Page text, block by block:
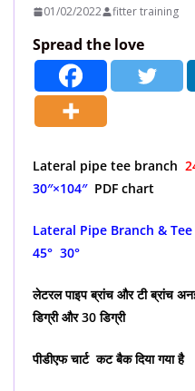
01/02/2022 fitter training
Spread the love
Lateral pipe tee branch
30″×104″PDF chart
Lateral Pipe Branch &
45° 30°
लेटरल पाइप ब्रांच और टी ब्रांच
डिग्री और 30 डिग्री
पीडीएफ चार्ट कट बैक दिया गया है